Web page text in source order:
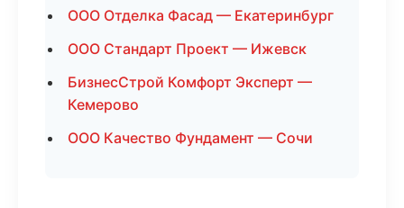
ООО Отделка Фасад — Екатеринбург
ООО Стандарт Проект — Ижевск
БизнесСтрой Комфорт Эксперт —
Кемерово
ООО Качество Фундамент — Сочи